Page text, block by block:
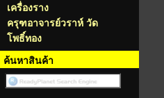
เครื่องราง
ครุฑอาจารย์วราห์ วัด
โพธิ์ทอง
ค้นหาสินค้า